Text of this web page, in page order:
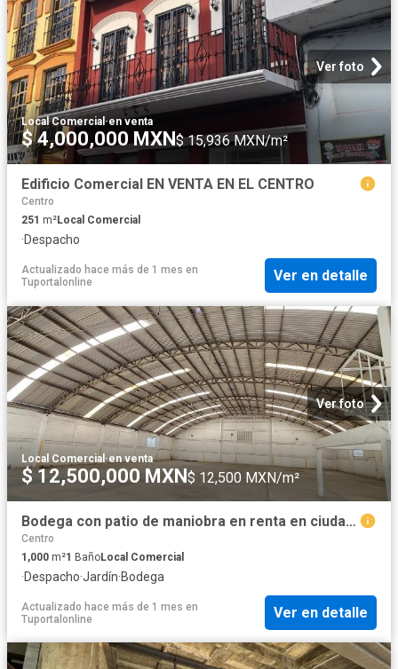
Ver foto
Local Comercial·en venta
$ 4,000,000 MXN$ 15,936 MXN/m²
Edificio Comercial EN VENTA EN EL CENTRO
Centro
251 m²Local Comercial
·Despacho
Actualizado hace más de 1 mes en
Tuportalonline
Ver en detalle
Ver foto
Local Comercial·en venta
$ 12,500,000 MXN$ 12,500 MXN/m²
Bodega con patio de maniobra en renta en ciudad industrial
Centro
1,000 m²1 BañoLocal Comercial
·Despacho·Jardín·Bodega
Actualizado hace más de 1 mes en
Tuportalonline
Ver en detalle